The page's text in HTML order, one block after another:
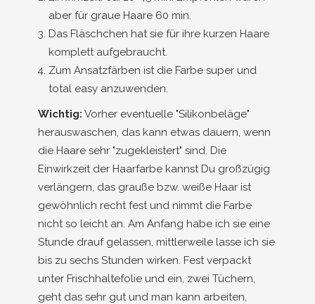
aber für graue Haare 60 min.
Das Fläschchen hat sie für ihre kurzen Haare
komplett aufgebraucht.
Zum Ansatzfärben ist die Farbe super und
total easy anzuwenden.
Wichtig: Vorher eventuelle "Silikonbeläge"
herauswaschen, das kann etwas dauern, wenn
die Haare sehr "zugekleistert" sind. Die
Einwirkzeit der Haarfarbe kannst Du großzügig
verlängern, das grauße bzw. weiße Haar ist
gewöhnlich recht fest und nimmt die Farbe
nicht so leicht an. Am Anfang habe ich sie eine
Stunde drauf gelassen, mittlerweile lasse ich sie
bis zu sechs Stunden wirken. Fest verpackt
unter Frischhaltefolie und ein, zwei Tüchern,
geht das sehr gut und man kann arbeiten,